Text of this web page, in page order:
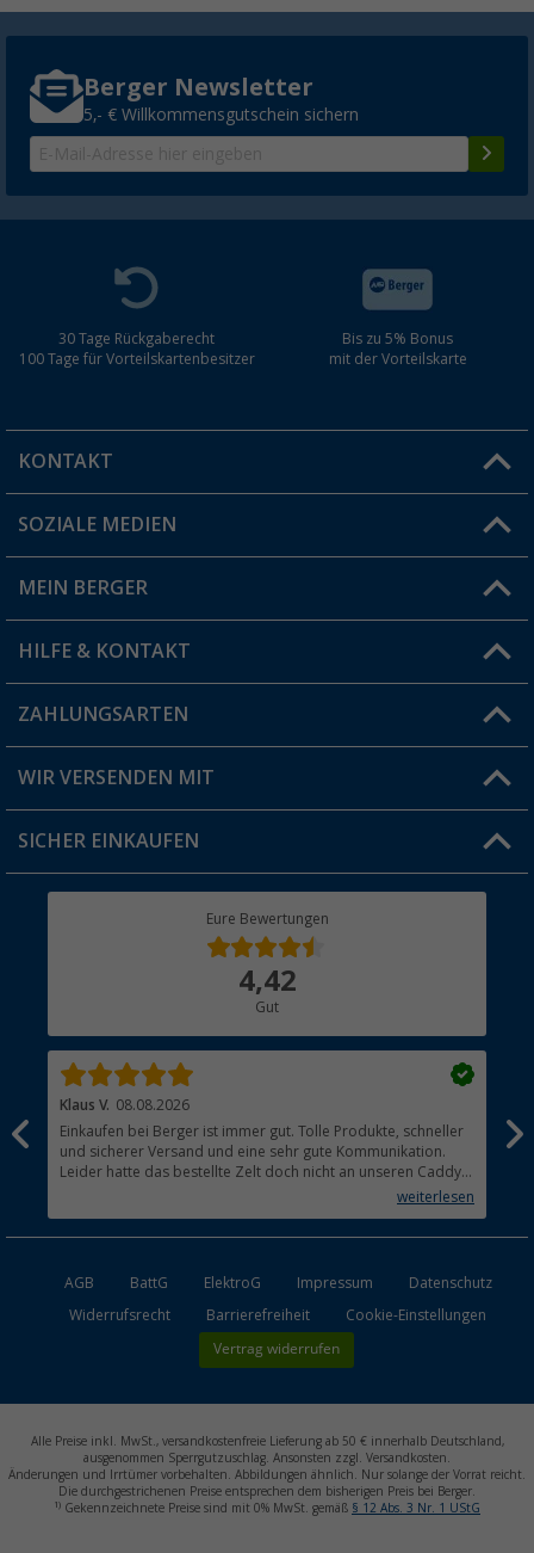
Berger Newsletter
5,- € Willkommensgutschein sichern
30 Tage Rückgaberecht
100 Tage für Vorteilskartenbesitzer
Bis zu 5% Bonus
mit der Vorteilskarte
KONTAKT
Du hast eine Frage?
Filiale finden
SOZIALE MEDIEN
MEIN BERGER
Vorteilskarte
Blog
Jobs & Karriere
HILFE & KONTAKT
FAQ & Kontakt
Versandinformationen
Rücksendung
ZAHLUNGSARTEN
WIR VERSENDEN MIT
SICHER EINKAUFEN
Eure Bewertungen
4,42
Gut
Klaus V. 08.08.2026
Einkaufen bei Berger ist immer gut. Tolle Produkte, schneller
und sicherer Versand und eine sehr gute Kommunikation.
Leider hatte das bestellte Zelt doch nicht an unseren Caddy
Maxi gepasst. Die Rückabwicklung verlief ebenfalls absolut
weiterlesen
AGB BattG ElektroG Impressum
Datenschutz
Widerrufsrecht
Barrierefreiheit Cookie-Einstellungen
Vertrag widerrufen
Alle Preise inkl. MwSt., versandkostenfreie Lieferung ab 50 € innerhalb Deutschland,
ausgenommen Sperrgutzuschlag. Ansonsten zzgl. Versandkosten.
Änderungen und Irrtümer vorbehalten. Abbildungen ähnlich. Nur solange der Vorrat reicht.
Die durchgestrichenen Preise entsprechen dem bisherigen Preis bei Berger.
1) Gekennzeichnete Preise sind mit 0% MwSt. gemäß § 12 Abs. 3 Nr. 1 UStG